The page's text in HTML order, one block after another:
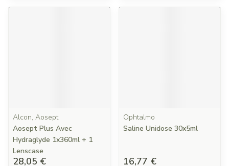
Alcon, Aosept
Aosept Plus Avec
Hydraglyde 1x360ml + 1
Lenscase
28,05 €
Ophtalmo
Saline Unidose 30x5ml
16,77 €